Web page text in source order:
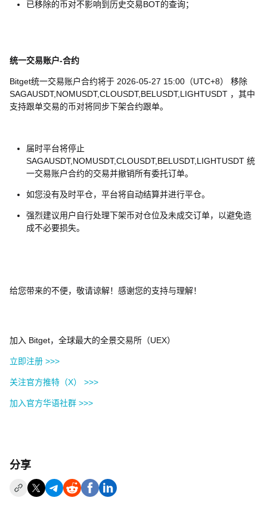
已移除的币对不影响到历史交易BOT的查询；
统一交易账户-合约
Bitget统一交易账户合约将于 2026-05-27 15:00（UTC+8） 移除
SAGAUSDT,NOMUSDT,CLOUSDT,BELUSDT,LIGHTUSDT ，其中
支持跟单交易的币对将同步下架合约跟单。
届时平台将停止
SAGAUSDT,NOMUSDT,CLOUSDT,BELUSDT,LIGHTUSDT 统
一交易账户合约的交易并撤销所有委托订单。
如您没有及时平仓，平台将自动结算并进行平仓。
强烈建议用户自行处理下架币对仓位及未成交订单，以避免造
成不必要损失。
给您带来的不便，敬请谅解！感谢您的支持与理解！
加入 Bitget，全球最大的全景交易所（UEX）
立即注册 >>>
关注官方推特（X） >>>
加入官方华语社群 >>>
分享